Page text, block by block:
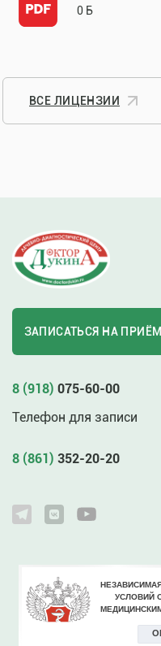
0 Б
ВСЕ ЛИЦЕНЗИИ
ЗАПИСАТЬСЯ НА ПРИЁМ
8 (918) 075-60-00
Телефон для записи
8 (861) 352-20-20